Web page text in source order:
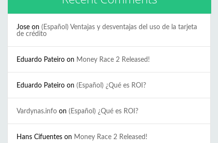
Jose on (Español) Ventajas y desventajas del uso de la tarjeta
de crédito
Eduardo Pateiro on Money Race 2 Released!
Eduardo Pateiro on (Español) ¿Qué es ROI?
Vardynas.info on (Español) ¿Qué es ROI?
Hans Cifuentes on Money Race 2 Released!